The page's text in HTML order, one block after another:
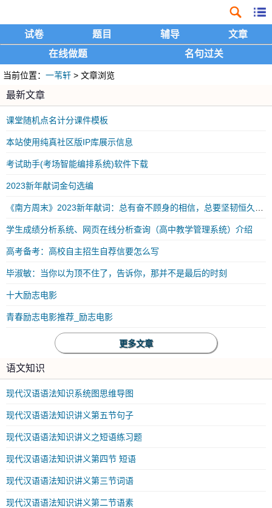
试卷 题目 辅导
文章
在线做题
名句过关
当前位置： 一苇轩 > 文章浏览
最新文章
课堂随机点名计分课件模板
本站使用纯真社区版IP库展示信息
考试助手(考场智能编排系统)软件下载
2023新年献词金句选编
学生成绩分析系统、网页在线分析查询（高中教学管理系统）介绍
高考备考：高校自主招生自荐信要怎么写
毕淑敏：当你以为顶不住了，告诉你，那并不是最后的时刻
十大励志电影
青春励志电影推荐_励志电影
更多文章
语文知识
现代汉语语法知识系统图思维导图
现代汉语语法知识讲义第五节句子
现代汉语语法知识讲义之短语练习题
现代汉语语法知识讲义第四节 短语
现代汉语语法知识讲义第三节词语
现代汉语语法知识讲义第二节语素